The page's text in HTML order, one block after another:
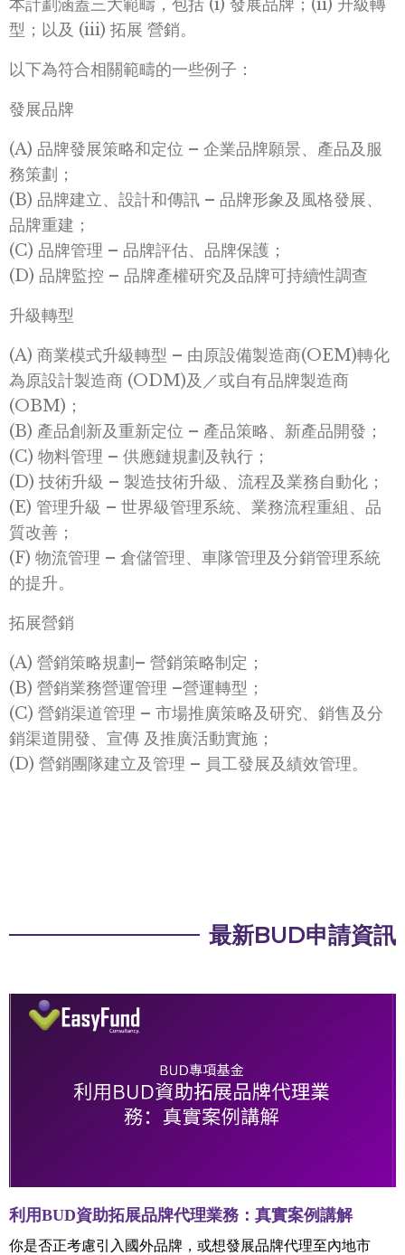
本計劃涵蓋三大範疇，包括 (i) 發展品牌；(ii) 升級轉
型；以及 (iii) 拓展 營銷。
以下為符合相關範疇的一些例子：
發展品牌
(A) 品牌發展策略和定位 – 企業品牌願景、產品及服
務策劃；
(B) 品牌建立、設計和傳訊 – 品牌形象及風格發展、
品牌重建；
(C) 品牌管理 – 品牌評估、品牌保護；
(D) 品牌監控 – 品牌產權研究及品牌可持續性調查
升級轉型
(A) 商業模式升級轉型 – 由原設備製造商(OEM)轉化
為原設計製造商 (ODM)及／或自有品牌製造商
(OBM)；
(B) 產品創新及重新定位 – 產品策略、新產品開發；
(C) 物料管理 – 供應鏈規劃及執行；
(D) 技術升級 – 製造技術升級、流程及業務自動化；
(E) 管理升級 – 世界級管理系統、業務流程重組、品
質改善；
(F) 物流管理 – 倉儲管理、車隊管理及分銷管理系統
的提升。
拓展營銷
(A) 營銷策略規劃– 營銷策略制定；
(B) 營銷業務營運管理 –營運轉型；
(C) 營銷渠道管理 – 市場推廣策略及研究、銷售及分
銷渠道開發、宣傳 及推廣活動實施；
(D) 營銷團隊建立及管理 – 員工發展及績效管理。
最新BUD申請資訊
利用BUD資助拓展品牌代理業務：真實案例講解
你是否正考慮引入國外品牌，或想發展品牌代理至內地市